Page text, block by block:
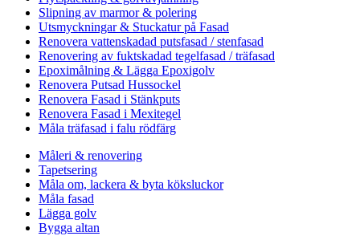
Slipning av marmor & polering
Utsmyckningar & Stuckatur på Fasad
Renovera vattenskadad putsfasad / stenfasad
Renovering av fuktskadad tegelfasad / träfasad
Epoximålning & Lägga Epoxigolv
Renovera Putsad Hussockel
Renovera Fasad i Stänkputs
Renovera Fasad i Mexitegel
Måla träfasad i falu rödfärg
Måleri & renovering
Tapetsering
Måla om, lackera & byta köksluckor
Måla fasad
Lägga golv
Bygga altan